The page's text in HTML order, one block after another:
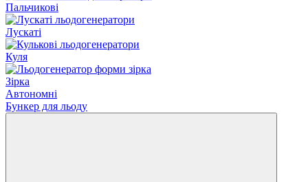
Пальчикові
Лускаті
Куля
Зірка
Автономні
Бункер для льоду